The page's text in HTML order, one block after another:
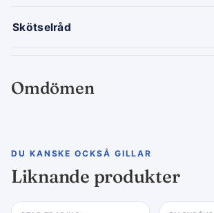
Skötselråd
Omdömen
DU KANSKE OCKSÅ GILLAR
Liknande produkter